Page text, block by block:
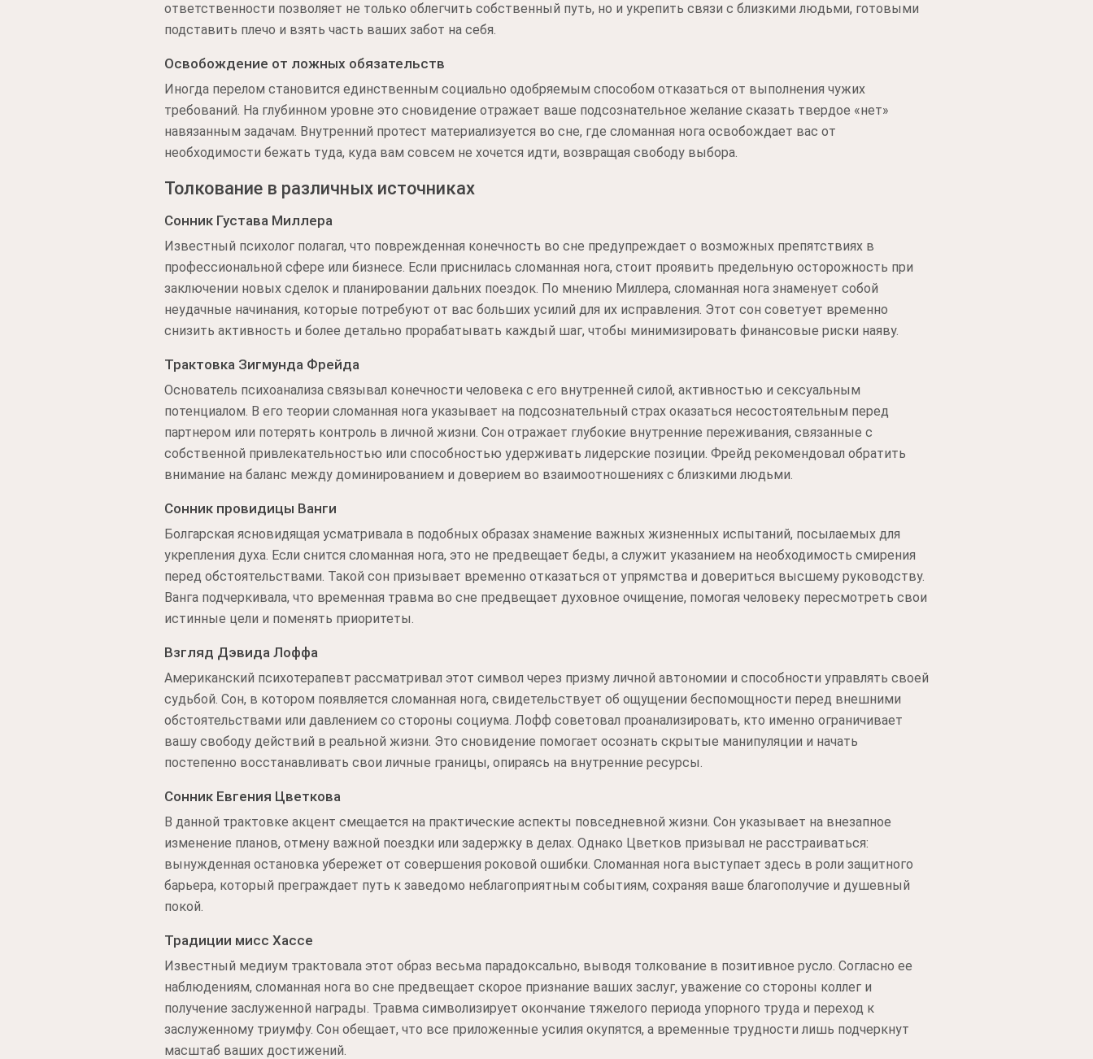
ответственности позволяет не только облегчить собственный путь, но и укрепить связи с близкими людьми, готовыми
подставить плечо и взять часть ваших забот на себя.
Освобождение от ложных обязательств
Иногда перелом становится единственным социально одобряемым способом отказаться от выполнения чужих
требований. На глубинном уровне это сновидение отражает ваше подсознательное желание сказать твердое «нет»
навязанным задачам. Внутренний протест материализуется во сне, где сломанная нога освобождает вас от
необходимости бежать туда, куда вам совсем не хочется идти, возвращая свободу выбора.
Толкование в различных источниках
Сонник Густава Миллера
Известный психолог полагал, что поврежденная конечность во сне предупреждает о возможных препятствиях в
профессиональной сфере или бизнесе. Если приснилась сломанная нога, стоит проявить предельную осторожность при
заключении новых сделок и планировании дальних поездок. По мнению Миллера, сломанная нога знаменует собой
неудачные начинания, которые потребуют от вас больших усилий для их исправления. Этот сон советует временно
снизить активность и более детально прорабатывать каждый шаг, чтобы минимизировать финансовые риски наяву.
Трактовка Зигмунда Фрейда
Основатель психоанализа связывал конечности человека с его внутренней силой, активностью и сексуальным
потенциалом. В его теории сломанная нога указывает на подсознательный страх оказаться несостоятельным перед
партнером или потерять контроль в личной жизни. Сон отражает глубокие внутренние переживания, связанные с
собственной привлекательностью или способностью удерживать лидерские позиции. Фрейд рекомендовал обратить
внимание на баланс между доминированием и доверием во взаимоотношениях с близкими людьми.
Сонник провидицы Ванги
Болгарская ясновидящая усматривала в подобных образах знамение важных жизненных испытаний, посылаемых для
укрепления духа. Если снится сломанная нога, это не предвещает беды, а служит указанием на необходимость смирения
перед обстоятельствами. Такой сон призывает временно отказаться от упрямства и довериться высшему руководству.
Ванга подчеркивала, что временная травма во сне предвещает духовное очищение, помогая человеку пересмотреть свои
истинные цели и поменять приоритеты.
Взгляд Дэвида Лоффа
Американский психотерапевт рассматривал этот символ через призму личной автономии и способности управлять своей
судьбой. Сон, в котором появляется сломанная нога, свидетельствует об ощущении беспомощности перед внешними
обстоятельствами или давлением со стороны социума. Лофф советовал проанализировать, кто именно ограничивает
вашу свободу действий в реальной жизни. Это сновидение помогает осознать скрытые манипуляции и начать
постепенно восстанавливать свои личные границы, опираясь на внутренние ресурсы.
Сонник Евгения Цветкова
В данной трактовке акцент смещается на практические аспекты повседневной жизни. Сон указывает на внезапное
изменение планов, отмену важной поездки или задержку в делах. Однако Цветков призывал не расстраиваться:
вынужденная остановка убережет от совершения роковой ошибки. Сломанная нога выступает здесь в роли защитного
барьера, который преграждает путь к заведомо неблагоприятным событиям, сохраняя ваше благополучие и душевный
покой.
Традиции мисс Хассе
Известный медиум трактовала этот образ весьма парадоксально, выводя толкование в позитивное русло. Согласно ее
наблюдениям, сломанная нога во сне предвещает скорое признание ваших заслуг, уважение со стороны коллег и
получение заслуженной награды. Травма символизирует окончание тяжелого периода упорного труда и переход к
заслуженному триумфу. Сон обещает, что все приложенные усилия окупятся, а временные трудности лишь подчеркнут
масштаб ваших достижений.